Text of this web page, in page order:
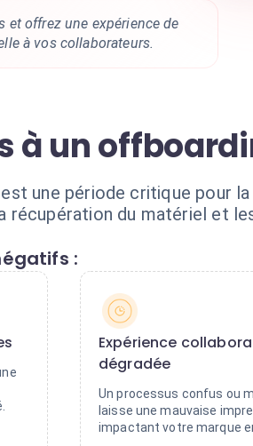
et offrez une expérience de
à vos collaborateurs.
à un
une période critique pour
récupération du matériel et
:
Expérience
dégradée
Un processus confus ou
laisse une mauvaise
impactant votre marque